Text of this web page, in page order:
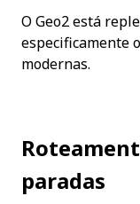
O Geo2 está
especificamente
modernas.
paradas